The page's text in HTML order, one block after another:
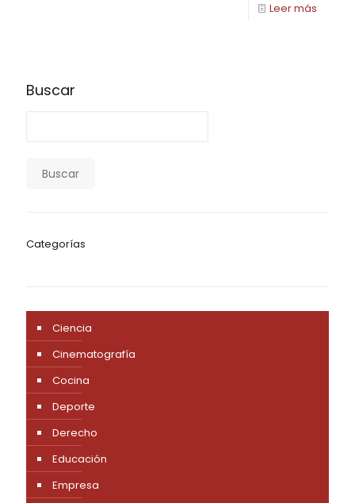
Leer más
Buscar
Buscar
Categorías
Ciencia
Cinematografía
Cocina
Deporte
Derecho
Educación
Empresa